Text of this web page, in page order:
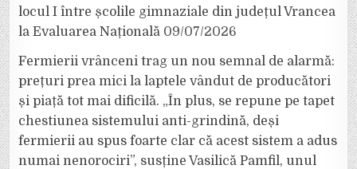
locul I între școlile gimnaziale din județul Vrancea
la Evaluarea Națională 09/07/2026
Fermierii vrânceni trag un nou semnal de alarmă:
prețuri prea mici la laptele vândut de producători
și piață tot mai dificilă. „În plus, se repune pe tapet
chestiunea sistemului anti-grindină, deși
fermierii au spus foarte clar că acest sistem a adus
numai nenorociri”, susține Vasilică Pamfil, unul